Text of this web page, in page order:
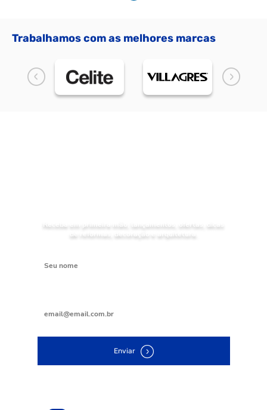
Trabalhamos com as melhores marcas
Receba em primeira mão, lançamentos, ofertas, dicas
de reformas, decoração e arquitetura.
Enviar